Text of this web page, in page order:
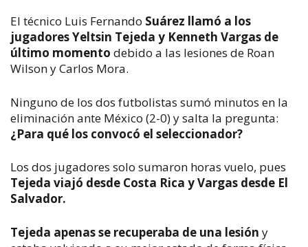
El técnico Luis Fernando Suárez llamó a los
jugadores Yeltsin Tejeda y Kenneth Vargas de
último momento debido a las lesiones de Roan
Wilson y Carlos Mora.
Ninguno de los dos futbolistas sumó minutos en la
eliminación ante México (2-0) y salta la pregunta:
¿Para qué los convocó el seleccionador?
Los dos jugadores solo sumaron horas vuelo, pues
Tejeda viajó desde Costa Rica y Vargas desde El
Salvador.
Tejeda apenas se recuperaba de una lesión y